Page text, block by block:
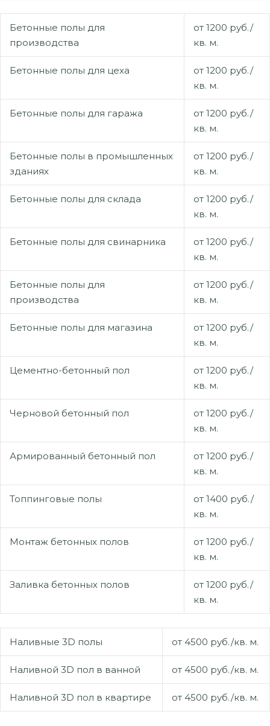
Бетонные полы для
производства
от 1200 руб./
кв. м.
Бетонные полы для цеха
от 1200 руб./
кв. м.
Бетонные полы для гаража
от 1200 руб./
кв. м.
Бетонные полы в промышленных
зданиях
от 1200 руб./
кв. м.
Бетонные полы для склада
от 1200 руб./
кв. м.
Бетонные полы для свинарника
от 1200 руб./
кв. м.
Бетонные полы для
производства
от 1200 руб./
кв. м.
Бетонные полы для магазина
от 1200 руб./
кв. м.
Цементно-бетонный пол
от 1200 руб./
кв. м.
Черновой бетонный пол
от 1200 руб./
кв. м.
Армированный бетонный пол
от 1200 руб./
кв. м.
Топпинговые полы
от 1400 руб./
кв. м.
Монтаж бетонных полов
от 1200 руб./
кв. м.
Заливка бетонных полов
от 1200 руб./
кв. м.
Наливные 3D полы от 4500 руб./кв. м.
Наливной 3D пол в ванной от 4500 руб./кв. м.
Наливной 3D пол в квартире от 4500 руб./кв. м.